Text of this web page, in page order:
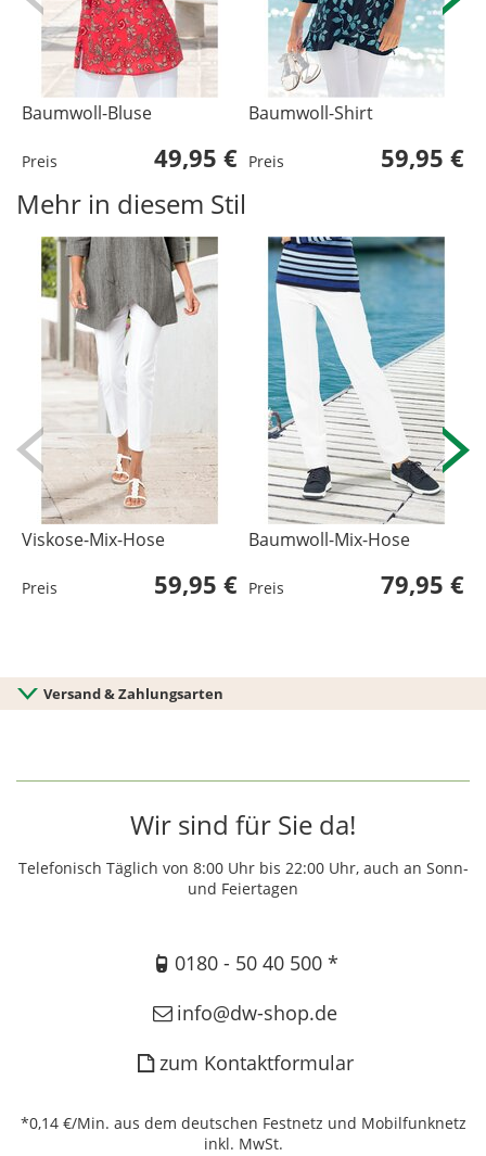
Baumwoll-Bluse
Preis 49,95 €
Baumwoll-Shirt
Preis 59,95 €
Mehr in diesem Stil
Viskose-Mix-Hose
Preis 59,95 €
Baumwoll-Mix-Hose
Preis 79,95 €
Versand & Zahlungsarten
Wir sind für Sie da!
Telefonisch Täglich von 8:00 Uhr bis 22:00 Uhr, auch an Sonn-
und Feiertagen
0180 - 50 40 500 *
info@dw-shop.de
zum Kontaktformular
*0,14 €/Min. aus dem deutschen Festnetz und Mobilfunknetz
inkl. MwSt.